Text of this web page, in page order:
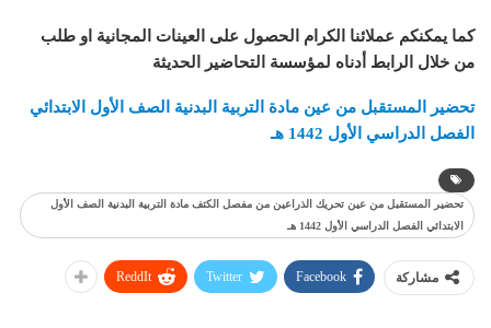
كما يمكنكم عملائنا الكرام الحصول على العينات المجانية او طلب
من خلال الرابط أدناه لمؤسسة التحاضير الحديثة
تحضير المستقبل من عين مادة التربية البدنية الصف الأول الابتدائي
الفصل الدراسي الأول 1442 هـ
تحضير المستقبل من عين تحريك الذراعين من مفصل الكتف مادة التربية البدنية الصف الأول
الابتدائي الفصل الدراسي الأول 1442 هـ
مشاركة Facebook
Twitter
ReddIt